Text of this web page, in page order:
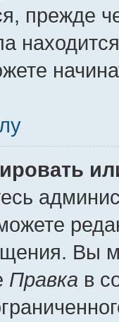
прежде
Вы
Правка в